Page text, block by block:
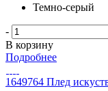
Темно-серый
-
В корзину
Подробнее
1649764 Плед